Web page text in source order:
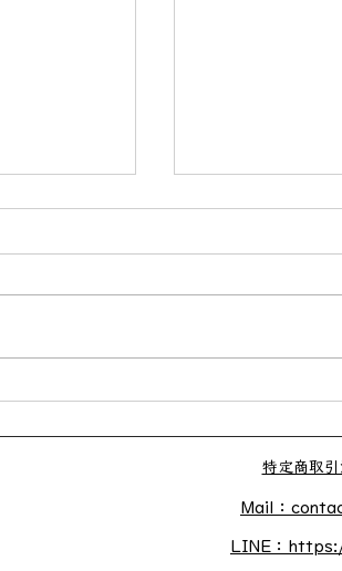
2022年4月か
ル
特定商取
Mail：
LINE：